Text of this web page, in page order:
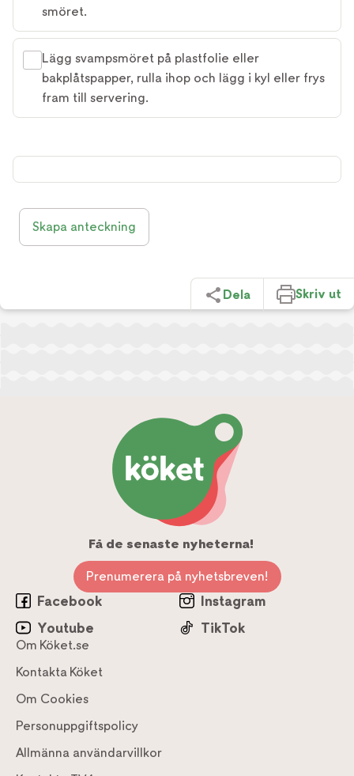
smöret.
Lägg svampsmöret på plastfolie eller
bakplåtspapper, rulla ihop och lägg i kyl eller frys
fram till servering.
Skapa anteckning
Dela Skriv ut
Få de senaste nyheterna!
Prenumerera på nyhetsbreven!
Facebook
Instagram
Youtube
TikTok
Om Köket.se
Kontakta Köket
Om Cookies
Personuppgiftspolicy
Allmänna användarvillkor